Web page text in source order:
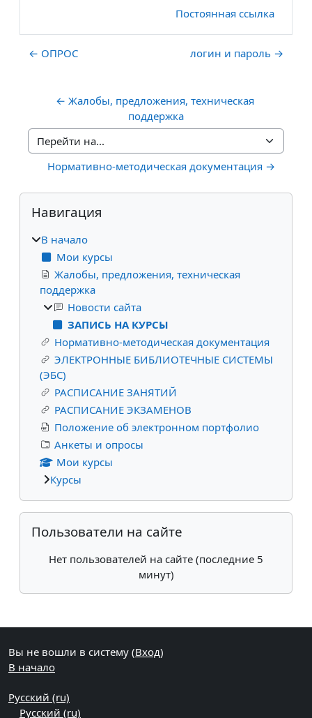
Постоянная ссылка
← ОПРОС логин и пароль →
← Жалобы, предложения, техническая
поддержка
Перейти на...
Нормативно-методическая документация →
Блоки
Пропустить Навигация
Навигация
В начало
Мои курсы
Жалобы, предложения, техническая
поддержка
Новости сайта
ЗАПИСЬ НА КУРСЫ
Нормативно-методическая документация
ЭЛЕКТРОННЫЕ БИБЛИОТЕЧНЫЕ СИСТЕМЫ
(ЭБС)
РАСПИСАНИЕ ЗАНЯТИЙ
РАСПИСАНИЕ ЭКЗАМЕНОВ
Положение об электронном портфолио
Анкеты и опросы
Мои курсы
Курсы
Пропустить Пользователи на сайте
Пользователи на сайте
Нет пользователей на сайте (последние 5
минут)
Дополнительные блоки
Вы не вошли в систему (Вход)
В начало
Русский ‎(ru)‎
Русский ‎(ru)‎